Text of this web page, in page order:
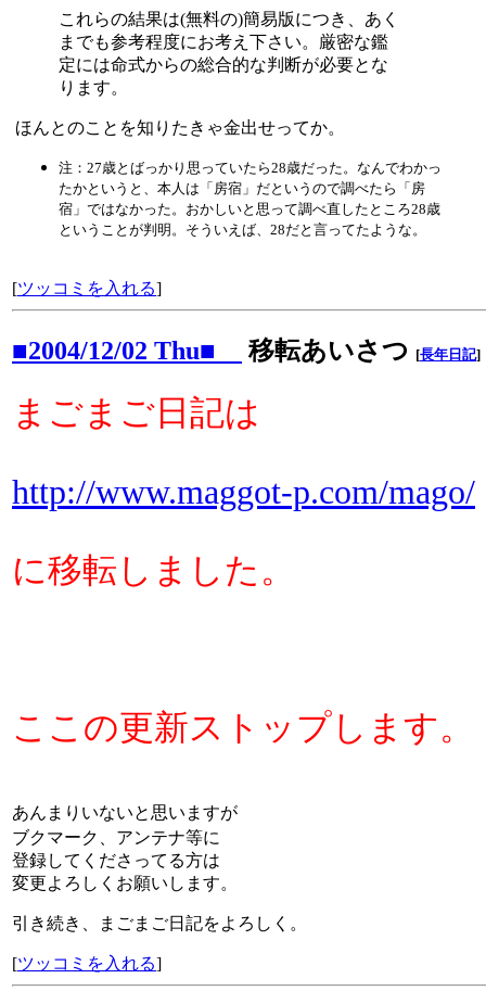
これらの結果は(無料の)簡易版につき、あく
までも参考程度にお考え下さい。厳密な鑑
定には命式からの総合的な判断が必要とな
ります。
ほんとのことを知りたきゃ金出せってか。
注：27歳とばっかり思っていたら28歳だった。なんでわかっ
たかというと、本人は「房宿」だというので調べたら「房
宿」ではなかった。おかしいと思って調べ直したところ28歳
ということが判明。そういえば、28だと言ってたような。
[ツッコミを入れる]
■2004/12/02 Thu■ 移転あいさつ [長年日記]
まごまご日記は
http://www.maggot-p.com/mago/
に移転しました。
ここの更新ストップします。
あんまりいないと思いますが
ブクマーク、アンテナ等に
登録してくださってる方は
変更よろしくお願いします。
引き続き、まごまご日記をよろしく。
[ツッコミを入れる]